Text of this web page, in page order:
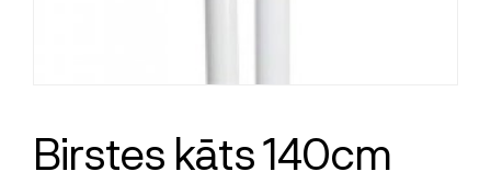
Birstes kāts 140cm